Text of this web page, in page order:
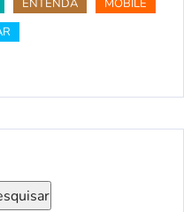
ENTENDA
MOBILE